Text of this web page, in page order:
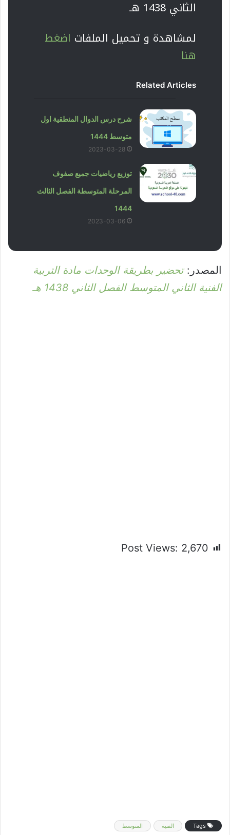
الثاني 1438 هـ
لمشاهدة و تحميل الملفات اضغط
هنا
Related Articles
شرح درس الدوال المنطقية اول
متوسط 1444
2023-03-28
توزيع رياضيات جميع صفوف
المرحلة المتوسطة الفصل الثالث
1444
2023-03-06
المصدر:تحضير بطريقة الوحدات مادة التربية
الفنية الثاني المتوسط الفصل الثاني 1438 هـ
Post Views: 2,670
الفنية المتوسط